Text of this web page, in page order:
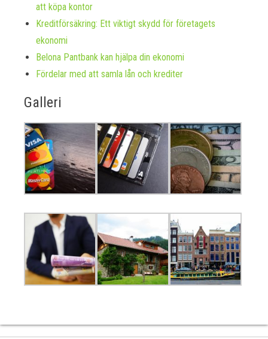
att köpa kontor
Kreditförsäkring: Ett viktigt skydd för företagets
ekonomi
Belona Pantbank kan hjälpa din ekonomi
Fördelar med att samla lån och krediter
Galleri